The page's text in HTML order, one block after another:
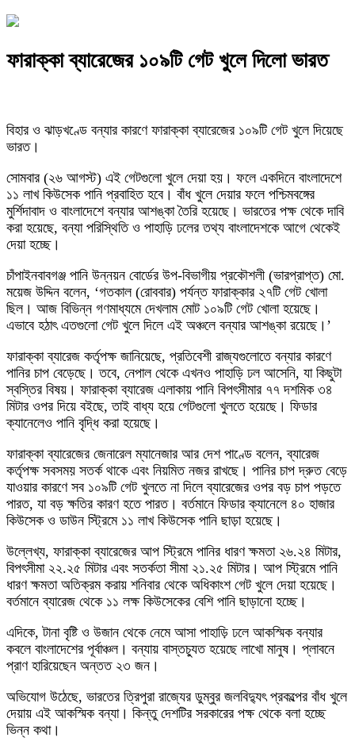
ফারাক্কা ব্যারেজের ১০৯টি গেট খুলে দিলো ভারত
বিহার ও ঝাড়খণ্ডে বন্যার কারণে ফারাক্কা ব্যারেজের ১০৯টি গেট খুলে দিয়েছে
ভারত।
সোমবার (২৬ আগস্ট) এই গেটগুলো খুলে দেয়া হয়। ফলে একদিনে বাংলাদেশে
১১ লাখ কিউসেক পানি প্রবাহিত হবে। বাঁধ খুলে দেয়ার ফলে পশ্চিমবঙ্গের
মুর্শিদাবাদ ও বাংলাদেশে বন্যার আশঙ্কা তৈরি হয়েছে। ভারতের পক্ষ থেকে দাবি
করা হয়েছে, বন্যা পরিস্থিতি ও পাহাড়ি ঢলের তথ্য বাংলাদেশকে আগে থেকেই
দেয়া হচ্ছে।
চাঁপাইনবাবগঞ্জ পানি উন্নয়ন বোর্ডের উপ-বিভাগীয় প্রকৌশলী (ভারপ্রাপ্ত) মো.
ময়েজ উদ্দিন বলেন, ‘গতকাল (রোববার) পর্যন্ত ফারাক্কার ২৭টি গেট খোলা
ছিল। আজ বিভিন্ন গণমাধ্যমে দেখলাম মোট ১০৯টি গেট খোলা হয়েছে।
এভাবে হঠাৎ এতগুলো গেট খুলে দিলে এই অঞ্চলে বন্যার আশঙ্কা রয়েছে।’
ফারাক্কা ব্যারেজ কর্তৃপক্ষ জানিয়েছে, প্রতিবেশী রাজ্যগুলোতে বন্যার কারণে
পানির চাপ বেড়েছে। তবে, নেপাল থেকে এখনও পাহাড়ি ঢল আসেনি, যা কিছুটা
স্বস্তির বিষয়। ফারাক্কা ব্যারেজ এলাকায় পানি বিপৎসীমার ৭৭ দশমিক ৩৪
মিটার ওপর দিয়ে বইছে, তাই বাধ্য হয়ে গেটগুলো খুলতে হয়েছে। ফিডার
ক্যানেলেও পানি বৃদ্ধি করা হয়েছে।
ফারাক্কা ব্যারেজের জেনারেল ম্যানেজার আর দেশ পাণ্ডে বলেন, ব্যারেজ
কর্তৃপক্ষ সবসময় সতর্ক থাকে এবং নিয়মিত নজর রাখছে। পানির চাপ দ্রুত বেড়ে
যাওয়ার কারণে সব ১০৯টি গেট খুলতে না দিলে ব্যারেজের ওপর বড় চাপ পড়তে
পারত, যা বড় ক্ষতির কারণ হতে পারত। বর্তমানে ফিডার ক্যানেলে ৪০ হাজার
কিউসেক ও ডাউন স্ট্রিমে ১১ লাখ কিউসেক পানি ছাড়া হয়েছে।
উল্লেখ্য, ফারাক্কা ব্যারেজের আপ স্ট্রিমে পানির ধারণ ক্ষমতা ২৬.২৪ মিটার,
বিপৎসীমা ২২.২৫ মিটার এবং সতর্কতা সীমা ২১.২৫ মিটার। আপ স্ট্রিমে পানি
ধারণ ক্ষমতা অতিক্রম করায় শনিবার থেকে অধিকাংশ গেট খুলে দেয়া হয়েছে।
বর্তমানে ব্যারেজ থেকে ১১ লক্ষ কিউসেকের বেশি পানি ছাড়ানো হচ্ছে।
এদিকে, টানা বৃষ্টি ও উজান থেকে নেমে আসা পাহাড়ি ঢলে আকস্মিক বন্যার
কবলে বাংলাদেশের পূর্বাঞ্চল। বন্যায় বাস্তচ্যুত হয়েছে লাখো মানুষ। প্লাবনে
প্রাণ হারিয়েছেন অন্তত ২৩ জন।
অভিযোগ উঠেছে, ভারতের ত্রিপুরা রাজ্যের ডুম্বুর জলবিদ্যুৎ প্রকল্পের বাঁধ খুলে
দেয়ায় এই আকস্মিক বন্যা। কিন্তু দেশটির সরকারের পক্ষ থেকে বলা হচ্ছে
ভিন্ন কথা।